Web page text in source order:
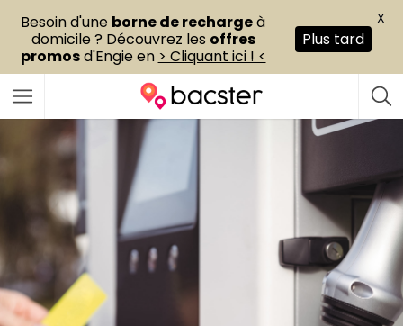
Besoin d'une borne de rechargeà
domicile ? Découvrez les offres
promosd'Engie en > Cliquant ici ! <
Plus tard
X